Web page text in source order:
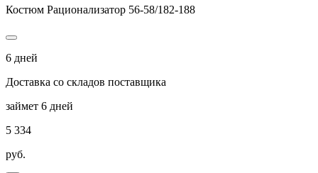
Костюм Рационализатор 56-58/182-188
6 дней
Доставка со складов поставщика
займет 6 дней
5 334
руб.